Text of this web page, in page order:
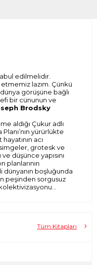
edilmelidir.
etmemiz lazım. Çünkü
görüşüne bağlı
bir cünunun ve
Brodsky
aldığı Çukur adlı
yürürlükte
acı
grotesk ve
düşünce yapısını
planlarının
dünyanın boşluğunda
peşinden sorgusuz
anlatılıyor. Çukur
Tüm Kitapları